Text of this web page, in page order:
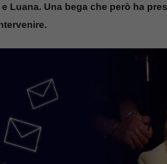
Luana. Una bega che però ha